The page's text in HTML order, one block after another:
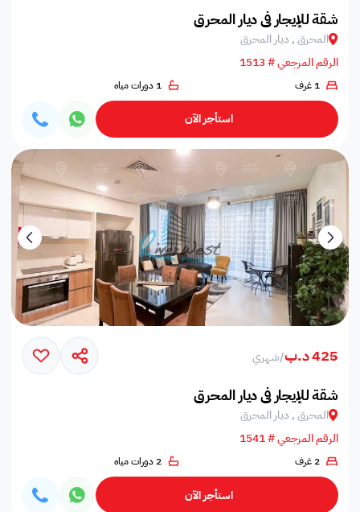
شقة للإيجار في ديار المحرق
المحرق , ديار المحرق
الرقم المرجعي # 1513
1 غرف 1 دورات مياه
استأجر الآن
425 د.ب /شهري
شقة للإيجار في ديار المحرق
المحرق , ديار المحرق
الرقم المرجعي # 1541
2 غرف 2 دورات مياه
استأجر الآن